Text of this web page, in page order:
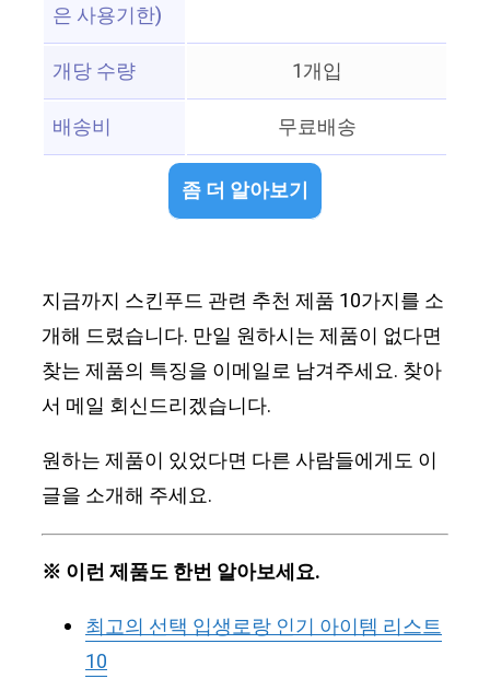
은 사용기한)
개당 수량
1개입
배송비
무료배송
좀 더 알아보기
지금까지 스킨푸드 관련 추천 제품 10가지를 소
개해 드렸습니다. 만일 원하시는 제품이 없다면
찾는 제품의 특징을 이메일로 남겨주세요. 찾아
서 메일 회신드리겠습니다.
원하는 제품이 있었다면 다른 사람들에게도 이
글을 소개해 주세요.
※ 이런 제품도 한번 알아보세요.
최고의 선택 입생로랑 인기 아이템 리스트
10